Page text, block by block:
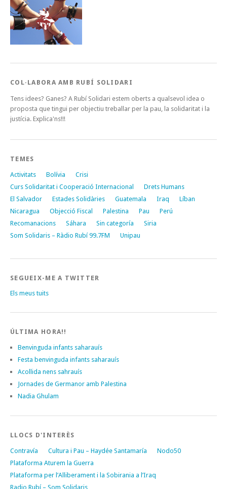
COL·LABORA AMB RUBÍ SOLIDARI
Tens idees? Ganes? A Rubí Solidari estem oberts a qualsevol idea o
proposta que tingui per objectiu treballar per la pau, la solidaritat i la
justícia. Explica'ns!!!
TEMES
Activitats Bolívia
Crisi
Curs Solidaritat i Cooperació Internacional
Drets Humans
El Salvador
Estades Solidàries Guatemala Iraq
Líban
Nicaragua
Objecció Fiscal Palestina Pau
Perú
Recomanacions
Sáhara Sin categoría
Siria
Som Solidaris – Ràdio Rubí 99.7FM
Unipau
SEGUEIX-ME A TWITTER
Els meus tuits
ÚLTIMA HORA!!
Benvinguda infants saharauís
Festa benvinguda infants saharauís
Acollida nens sahrauís
Jornades de Germanor amb Palestina
Nadia Ghulam
LLOCS D'INTERÈS
Contravía Cultura i Pau – Haydée Santamaría
Nodo50
Plataforma Aturem la Guerra
Plataforma per l’Alliberament i la Sobirania a l’Iraq
Radio Rubí – Som Solidaris